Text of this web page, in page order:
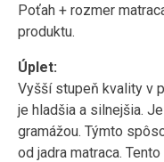
Poťah + rozmer
produktu.
Úplet:
Vyšší stupeň kvality v
je hladšia a silnejšia.
gramážou. Týmto
od jadra matraca.